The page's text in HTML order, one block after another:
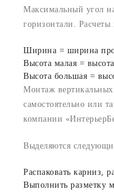
Максимальный угол
горизонтали.
Ширина = ширина
Высота малая =
Высота большая =
Монтаж
самостоятельно или
компании
Выделяются
Распаковать карниз,
Выполнить разметку